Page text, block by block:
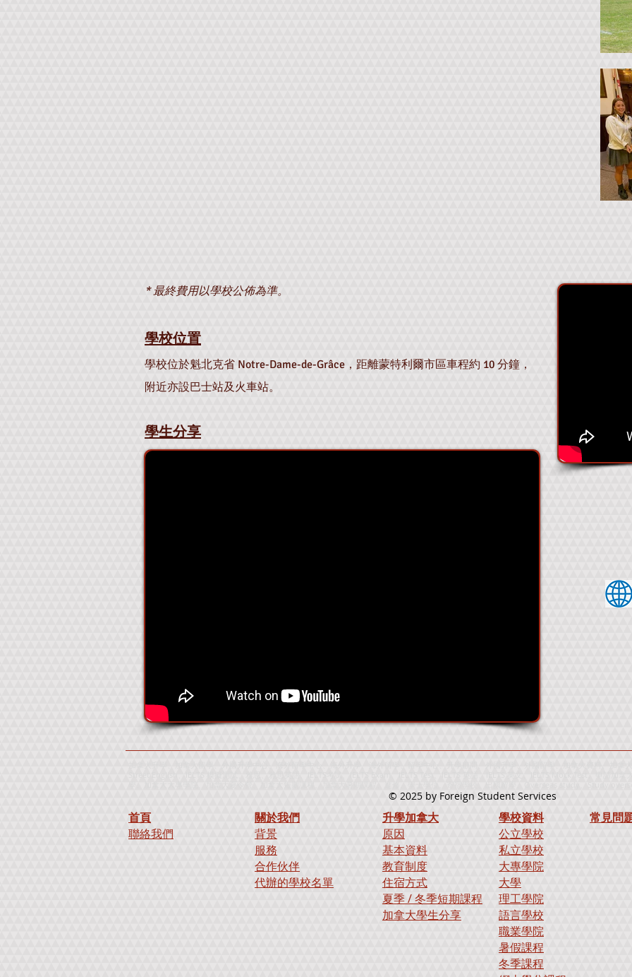
* 最終費用以學校公佈為準。
學校位置
學校位於魁北克省 Notre-Dame-de-Grâce，距離蒙特利爾市區車程約 10 分鐘，
附近亦設巴士站及火車站。
學生分享
© 2025by Foreign Student Services
首頁
聯絡我們
關於我們
背景
服務
合作伙伴
代辦的學校名單
升學加拿大
原因
基本資料
教育制度
住宿方式
夏季 / 冬季短期課程
加拿大學生分享
學校資料
公立學校
私立學校
大專學院
大學
理工學院
語言學校
職業學院
暑假課程
冬季課程
常見問